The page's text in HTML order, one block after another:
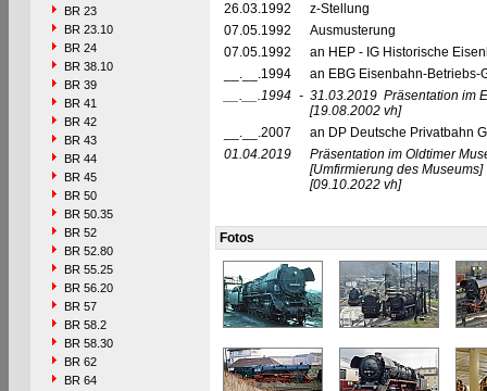
BR 23
BR 23.10
BR 24
BR 38.10
BR 39
BR 41
BR 42
BR 43
BR 44
BR 45
BR 50
BR 50.35
BR 52
BR 52.80
BR 55.25
BR 56.20
BR 57
BR 58.2
BR 58.30
BR 62
BR 64
26.03.1992
z-Stellung
07.05.1992
Ausmusterung
07.05.1992
an HEP - IG Historische
__.__.1994
an EBG Eisenbahn-
__.__.1994 - 31.03.2019 Präsentation im
[19.08.2002 vh]
__.__.2007
an DP Deutsche Privatbahn
01.04.2019
Präsentation im Oldtimer
[Umfirmierung des Museums]
[09.10.2022 vh]
Fotos